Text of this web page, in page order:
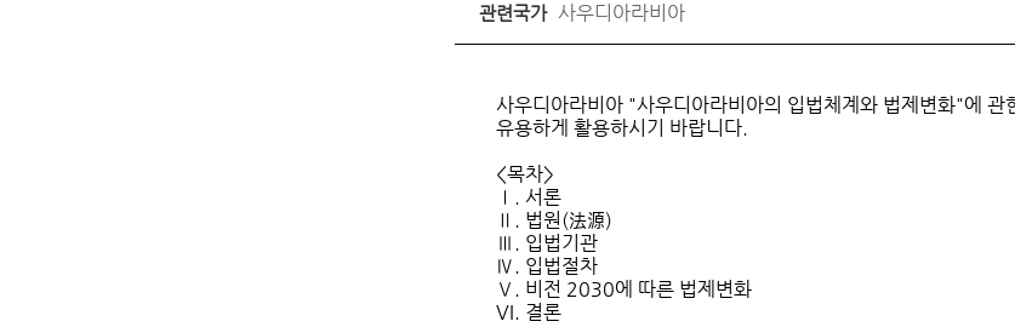
관련국가 사우디아라비아
사우디아라비아 "사우디아라비아의 입법체계와 법제변화"에 관
유용하게 활용하시기 바랍니다.
<목차>
Ⅰ. 서론
Ⅱ. 법원(法源)
Ⅲ. 입법기관
Ⅳ. 입법절차
Ⅴ. 비전 2030에 따른 법제변화
VI. 결론